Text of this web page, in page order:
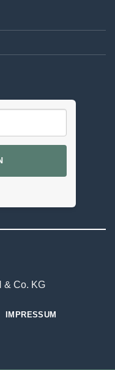
& Co. KG
IMPRESSUM